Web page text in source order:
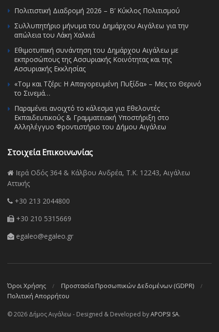
Πολιτιστική Διαδρομή 2026 – Β’ Κύκλος Πολιτισμού
Συλλυπητήριο μήνυμα του Δημάρχου Αιγάλεω για την
απώλεια του Λάκη Χαλκιά
Εθιμοτυπική συνάντηση του Δημάρχου Αιγάλεω με
εκπροσώπους της Ασσυριακής Κοινότητας και της
Ασσυριακής Εκκλησίας
«Τομ και Τζέρι: Η Απαγορευμένη Πυξίδα» – Μες το Θερινό
το Σινεμά…
Παραμένει ανοιχτό το κάλεσμα για Εθελοντές
Εκπαιδευτικούς & Γραμματειακή Υποστήριξη στο
Αλληλέγγυο Φροντιστήριο του Δήμου Αιγάλεω
Στοιχεία Επικοινωνίας
Ιερά Οδός 364 & Κάλβου Ανδρέα, Τ.Κ. 12243, Αιγάλεω
Αττικής
+30 213 2044800
+30 210 5315669
egaleo@egaleo.gr
Όροι Χρήσης
Προστασία Προσωπικών Δεδομένων (GDPR)
Πολιτική Απορρήτου
© 2026 Δήμος Αιγάλεω - Designed & Developed byAPOPSI SA.